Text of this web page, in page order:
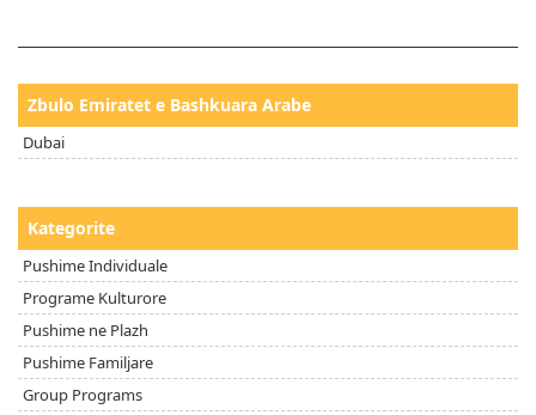
Zbulo Emiratet e Bashkuara Arabe
Dubai
Kategorite
Pushime Individuale
Programe Kulturore
Pushime ne Plazh
Pushime Familjare
Group Programs